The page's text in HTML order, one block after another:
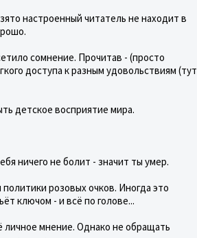
настроенный читатель не находит в
сомнение. Прочитав - (просто
доступа к разным удовольствиям (тут
детское восприятие мира.
ничего не болит - значит ты умер.
розовых очков. Иногда это
ключом - и всё по голове...
мнение. Однако не обращать